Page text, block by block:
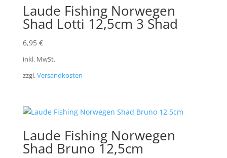
Laude Fishing Norwegen
Shad Lotti 12,5cm 3 Shad
6,95 €
inkl. MwSt.
zzgl.Versandkosten
Laude Fishing Norwegen
Shad Bruno 12,5cm